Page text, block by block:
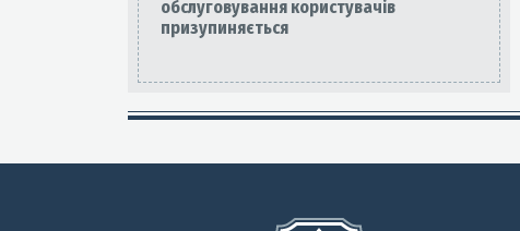
обслуговування користувачів
призупиняється